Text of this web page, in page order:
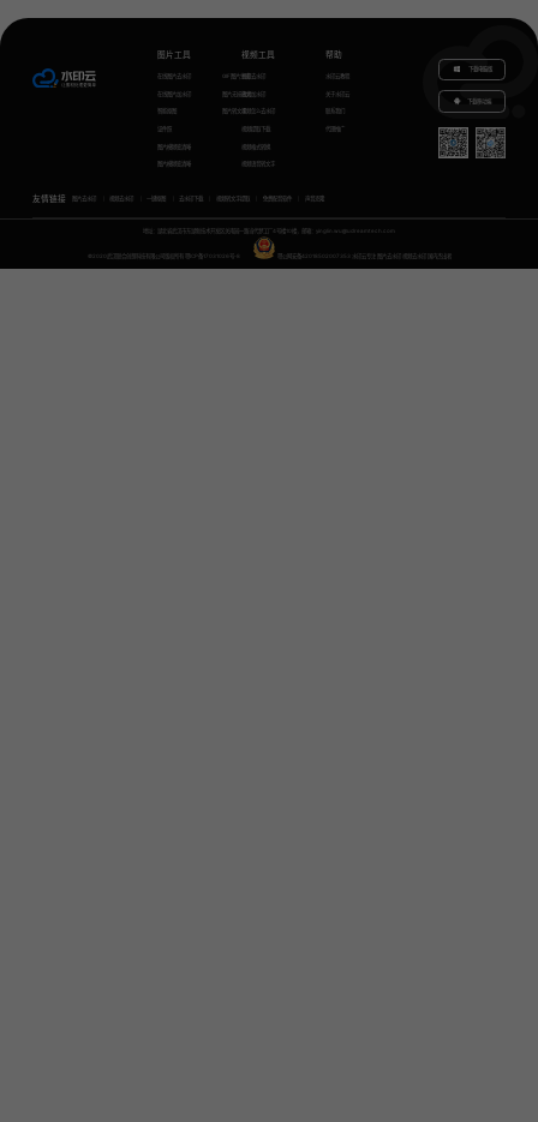
图片工具
在线图片去水印
在线图片加水印
智能抠图
证件照
图片模糊变清晰
图片模糊变清晰
GIF图片生成
图片无损放大
图片转文字
视频工具
视频去水印
视频加水印
视频怎么去水印
视频提取下载
视频格式转换
视频语音转文字
帮助
水印云教程
关于水印云
联系我们
代理推广
下载电脑版
下载移动端
友情链接 图片去水印 视频去水印 一键抠图 去水印下载 视频转文字提取 免费配音软件 声音克隆
地址：湖北省武汉市东湖新技术开发区关南园一路当代梦工厂4号楼10楼，邮箱：yinglin.wu@udreamtech.com
©2020武汉联合创想科技有限公司版权所有 鄂ICP备17031026号-8 鄂公网安备42018502007353 水印云专注 图片去水印 视频去水印 国内杰出者